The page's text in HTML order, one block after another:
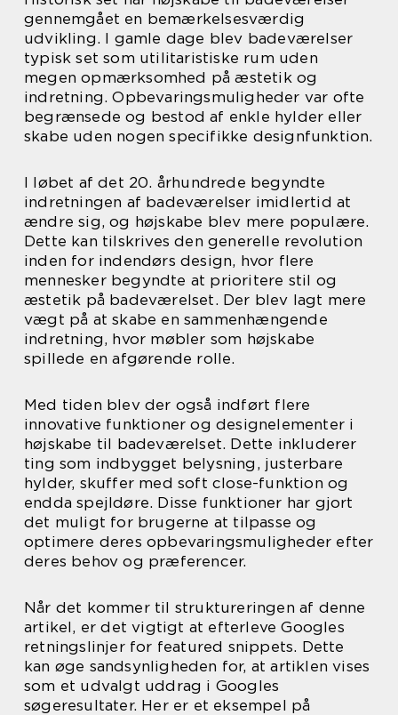
gennemgået en bemærkelsesværdig
udvikling. I gamle dage blev badeværelser
typisk set som utilitaristiske rum uden
megen opmærksomhed på æstetik og
indretning. Opbevaringsmuligheder var ofte
begrænsede og bestod af enkle hylder eller
skabe uden nogen specifikke designfunktion.
I løbet af det 20. århundrede begyndte
indretningen af badeværelser imidlertid at
ændre sig, og højskabe blev mere populære.
Dette kan tilskrives den generelle revolution
inden for indendørs design, hvor flere
mennesker begyndte at prioritere stil og
æstetik på badeværelset. Der blev lagt mere
vægt på at skabe en sammenhængende
indretning, hvor møbler som højskabe
spillede en afgørende rolle.
Med tiden blev der også indført flere
innovative funktioner og designelementer i
højskabe til badeværelset. Dette inkluderer
ting som indbygget belysning, justerbare
hylder, skuffer med soft close-funktion og
endda spejldøre. Disse funktioner har gjort
det muligt for brugerne at tilpasse og
optimere deres opbevaringsmuligheder efter
deres behov og præferencer.
Når det kommer til struktureringen af denne
artikel, er det vigtigt at efterleve Googles
retningslinjer for featured snippets. Dette
kan øge sandsynligheden for, at artiklen vises
som et udvalgt uddrag i Googles
søgeresultater. Her er et eksempel på